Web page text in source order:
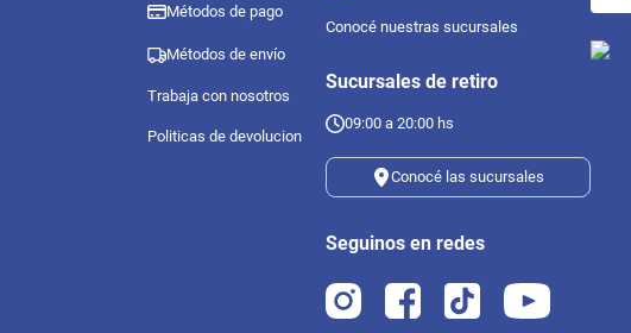
Métodos de pago
Métodos de envío
Trabaja con nosotros
Politicas de devolucion
Conocé nuestras sucursales
Sucursales de retiro
09:00 a 20:00 hs
Conocé las sucursales
Seguinos en redes